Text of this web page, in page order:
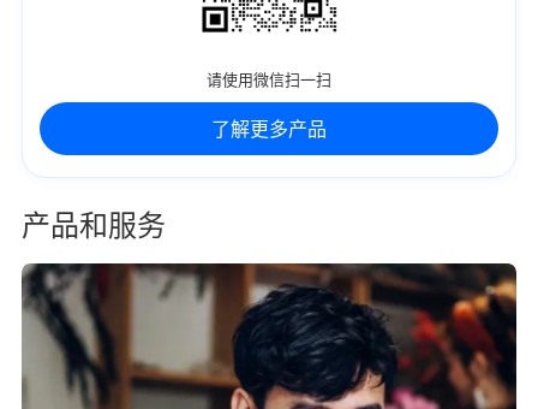
请使用微信扫一扫
了解更多产品
产品和服务